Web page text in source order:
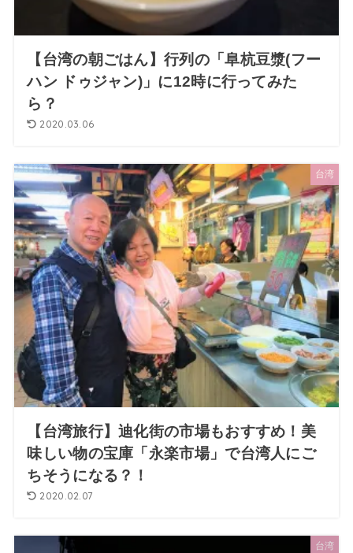
【台湾の朝ごはん】行列の「阜杭豆漿(フー
ハン ドゥジャン)」に12時に行ってみた
ら？
2020.03.06
台湾
【台湾旅行】迪化街の市場もおすすめ！美
味しい物の宝庫「永楽市場」で台湾人にご
ちそうになる？！
2020.02.07
台湾